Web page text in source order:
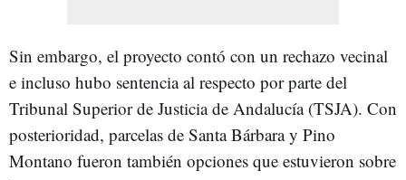
Sin embargo, el proyecto contó con un rechazo vecinal
e incluso hubo sentencia al respecto por parte del
Tribunal Superior de Justicia de Andalucía (TSJA). Con
posterioridad, parcelas de Santa Bárbara y Pino
Montano fueron también opciones que estuvieron sobre